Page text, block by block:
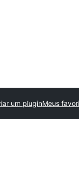
um pluginMeus